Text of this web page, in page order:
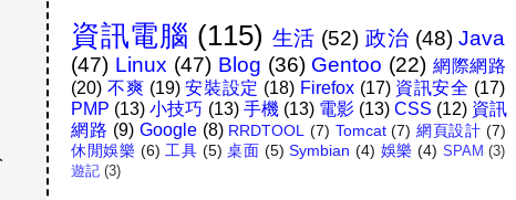
資訊電腦 (115) 生活 (52) 政治 (48) Java
(47) Linux (47) Blog (36) Gentoo (22) 網際網路
(20) 不爽 (19) 安裝設定 (18) Firefox (17) 資訊安全 (17)
PMP (13) 小技巧 (13) 手機 (13) 電影 (13) CSS (12) 資訊
網路 (9) Google (8) RRDTOOL (7) Tomcat (7) 網頁設計 (7)
休閒娛樂 (6) 工具 (5) 桌面 (5) Symbian (4) 娛樂 (4) SPAM (3)
遊記 (3)